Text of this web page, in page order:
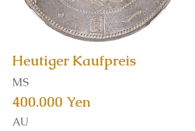
Heutiger Kaufpreis
MS
400.000 Yen
AU